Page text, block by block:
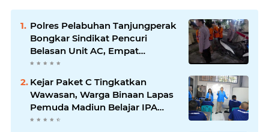
Polres Pelabuhan Tanjungperak
Bongkar Sindikat Pencuri
Belasan Unit AC, Empat
Tersangka Diamankan
Kejar Paket C Tingkatkan
Wawasan, Warga Binaan Lapas
Pemuda Madiun Belajar IPA
Bersama Mahasiswa UNIPMA